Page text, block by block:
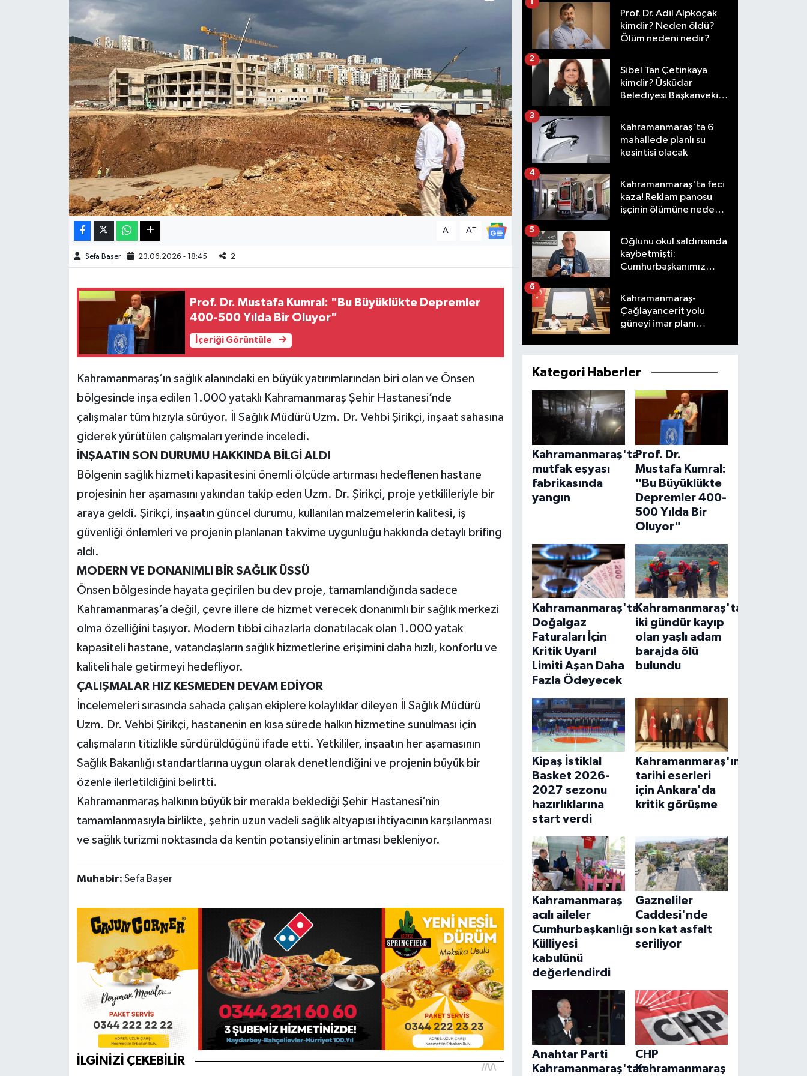
A- A+
Sefa Başer 23.06.2026 - 18:45 2
Prof. Dr. Mustafa Kumral: "Bu Büyüklükte Depremler
400-500 Yılda Bir Oluyor"
İçeriği Görüntüle
Kahramanmaraş’ın sağlık alanındaki en büyük yatırımlarından biri olan ve Önsen
bölgesinde inşa edilen 1.000 yataklı Kahramanmaraş Şehir Hastanesi’nde
çalışmalar tüm hızıyla sürüyor. İl Sağlık Müdürü Uzm. Dr. Vehbi Şirikçi, inşaat sahasına
giderek yürütülen çalışmaları yerinde inceledi.
İNŞAATIN SON DURUMU HAKKINDA BİLGİ ALDI
Bölgenin sağlık hizmeti kapasitesini önemli ölçüde artırması hedeflenen hastane
projesinin her aşamasını yakından takip eden Uzm. Dr. Şirikçi, proje yetkilileriyle bir
araya geldi. Şirikçi, inşaatın güncel durumu, kullanılan malzemelerin kalitesi, iş
güvenliği önlemleri ve projenin planlanan takvime uygunluğu hakkında detaylı brifing
aldı.
MODERN VE DONANIMLI BİR SAĞLIK ÜSSÜ
Önsen bölgesinde hayata geçirilen bu dev proje, tamamlandığında sadece
Kahramanmaraş’a değil, çevre illere de hizmet verecek donanımlı bir sağlık merkezi
olma özelliğini taşıyor. Modern tıbbi cihazlarla donatılacak olan 1.000 yatak
kapasiteli hastane, vatandaşların sağlık hizmetlerine erişimini daha hızlı, konforlu ve
kaliteli hale getirmeyi hedefliyor.
ÇALIŞMALAR HIZ KESMEDEN DEVAM EDİYOR
İncelemeleri sırasında sahada çalışan ekiplere kolaylıklar dileyen İl Sağlık Müdürü
Uzm. Dr. Vehbi Şirikçi, hastanenin en kısa sürede halkın hizmetine sunulması için
çalışmaların titizlikle sürdürüldüğünü ifade etti. Yetkililer, inşaatın her aşamasının
Sağlık Bakanlığı standartlarına uygun olarak denetlendiğini ve projenin büyük bir
özenle ilerletildiğini belirtti.
Kahramanmaraş halkının büyük bir merakla beklediği Şehir Hastanesi’nin
tamamlanmasıyla birlikte, şehrin uzun vadeli sağlık altyapısı ihtiyacının karşılanması
ve sağlık turizmi noktasında da kentin potansiyelinin artması bekleniyor.
Muhabir: Sefa Başer
Prof. Dr. Adil Alpkoçak
kimdir? Neden öldü?
Ölüm nedeni nedir?
1
Sibel Tan Çetinkaya
kimdir? Üsküdar
Belediyesi Başkanvekili
2
Kahramanmaraş'ta 6
mahallede planlı su
kesintisi olacak
3
Kahramanmaraş'ta feci
kaza! Reklam panosu
işçinin ölümüne neden
4
Oğlunu okul saldırısında
kaybetmişti:
Cumhurbaşkanımız
5
Kahramanmaraş-
Çağlayancerit yolu
güneyi imar planı
6
Kategori Haberler
Kahramanmaraş'ta
mutfak eşyası
fabrikasında
yangın
Prof. Dr.
Mustafa Kumral:
"Bu Büyüklükte
Depremler 400-
500 Yılda Bir
Oluyor"
Kahramanmaraş'ta
Doğalgaz
Faturaları İçin
Kritik Uyarı!
Limiti Aşan Daha
Fazla Ödeyecek
Kahramanmaraş'ta
iki gündür kayıp
olan yaşlı adam
barajda ölü
bulundu
Kipaş İstiklal
Basket 2026-
2027 sezonu
hazırlıklarına
start verdi
Kahramanmaraş'ın
tarihi eserleri
için Ankara'da
kritik görüşme
Kahramanmaraş
acılı aileler
Cumhurbaşkanlığı
Külliyesi
kabulünü
değerlendirdi
Gazneliler
Caddesi'nde
son kat asfalt
seriliyor
Anahtar Parti
Kahramanmaraş'tan
CHP
Kahramanmaraş
Haberde İnsan
Kültür Sanat
Magazin
Manşet Altı
Manşetler
Resmi İlan
SürManşet
KAHRAMANMARAŞ